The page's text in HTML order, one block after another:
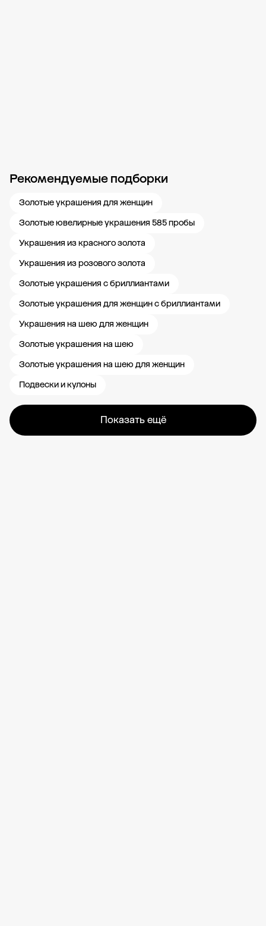
Рекомендуемые подборки
Золотые украшения для женщин
Золотые ювелирные украшения 585 пробы
Украшения из красного золота
Украшения из розового золота
Золотые украшения с бриллиантами
Золотые украшения для женщин с бриллиантами
Украшения на шею для женщин
Золотые украшения на шею
Золотые украшения на шею для женщин
Подвески и кулоны
Показать ещё
Новости компании Журнал ЗОЛОТОЙ Блог